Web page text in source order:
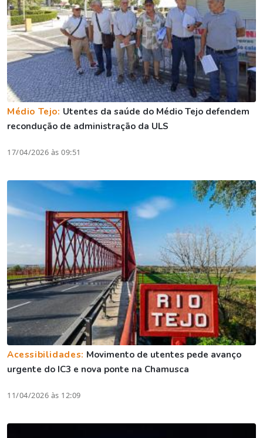
Médio Tejo: Utentes da saúde do Médio Tejo defendem
recondução de administração da ULS
17/04/2026 às 09:51
Acessibilidades: Movimento de utentes pede avanço
urgente do IC3 e nova ponte na Chamusca
11/04/2026 às 12:09